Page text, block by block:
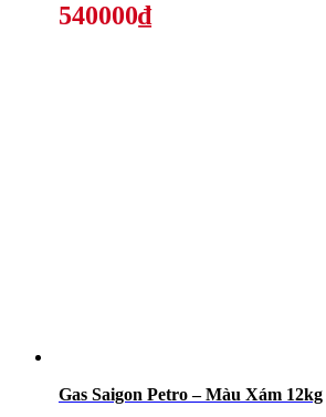
540000₫
Gas Saigon Petro – Màu Xám 12kg